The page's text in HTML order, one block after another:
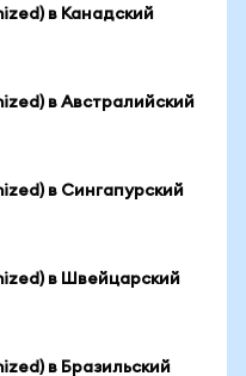
в Канадский
в Австралийский
в Сингапурский
в Швейцарский
в Бразильский